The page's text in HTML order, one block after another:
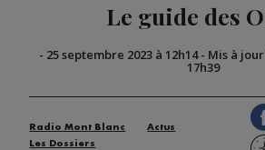
Le guide des
- 25 septembre 2023 à 12h14- Mis à
17h39
Radio Mont Blanc
Actus
Les Dossiers